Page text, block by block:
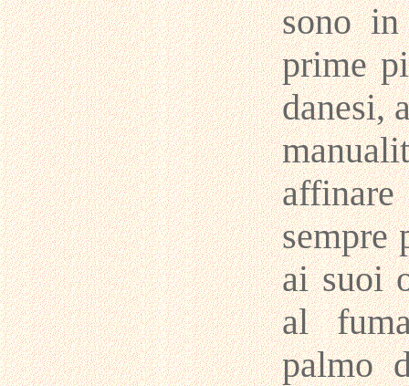
sono
prime
danesi,
sempre
ai suoi
al
palmo